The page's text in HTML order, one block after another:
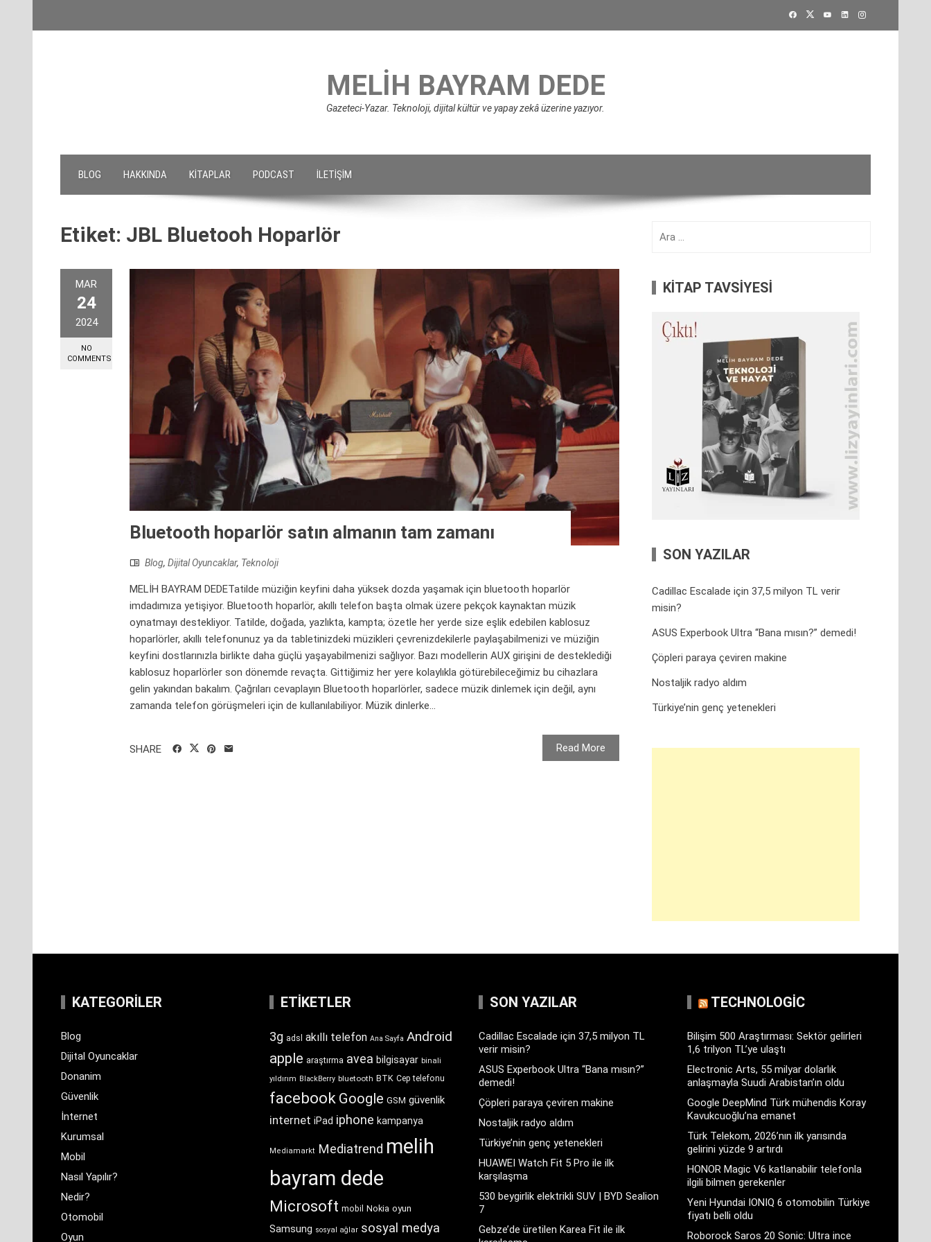
MELIH BAYRAM DEDE
Gazeteci-Yazar. Teknoloji, dijital kültür ve yapay zekâ üzerine yazıyor.
BLOG HAKKINDA KITAPLAR PODCAST İLETIŞIM
Etiket: JBL Bluetooh Hoparlör
MAR
24
2024
NO
COMMENTS
Bluetooth hoparlör satın almanın tam zamanı
Blog, Dijital Oyuncaklar, Teknoloji
MELİH BAYRAM DEDETatilde müziğin keyfini daha yüksek dozda yaşamak için bluetooth hoparlör
imdadımıza yetişiyor. Bluetooth hoparlör, akıllı telefon başta olmak üzere pekçok kaynaktan müzik
oynatmayı destekliyor. Tatilde, doğada, yazlıkta, kampta; özetle her yerde size eşlik edebilen kablosuz
hoparlörler, akıllı telefonunuz ya da tabletinizdeki müzikleri çevrenizdekilerle paylaşabilmenizi ve müziğin
keyfini dostlarınızla birlikte daha güçlü yaşayabilmenizi sağlıyor. Bazı modellerin AUX girişini de desteklediği
kablosuz hoparlörler son dönemde revaçta. Gittiğimiz her yere kolaylıkla götürebileceğimiz bu cihazlara
gelin yakından bakalım. Çağrıları cevaplayın Bluetooth hoparlörler, sadece müzik dinlemek için değil, aynı
zamanda telefon görüşmeleri için de kullanılabiliyor. Müzik dinlerke...
Read More
SHARE
KİTAP TAVSİYESİ
SON YAZILAR
Cadillac Escalade için 37,5 milyon TL verir
misin?
ASUS Experbook Ultra “Bana mısın?” demedi!
Çöpleri paraya çeviren makine
Nostaljik radyo aldım
Türkiye’nin genç yetenekleri
KATEGORILER
Blog
Dijital Oyuncaklar
Donanim
Güvenlik
İnternet
Kurumsal
Mobil
Nasıl Yapılır?
Nedir?
Otomobil
Oyun
ETIKETLER
3g adsl akıllı telefon Ana Sayfa Android
apple araştırma avea bilgisayar binali
yıldırım BlackBerry bluetooth BTK Cep telefonu
facebook Google GSM güvenlik
internet iPad iphone kampanya
Mediamarkt Mediatrend melih
bayram dede
Microsoft mobil Nokia oyun
Samsung sosyal ağlar sosyal medya
SON YAZILAR
Cadillac Escalade için 37,5 milyon TL
verir misin?
ASUS Experbook Ultra “Bana mısın?”
demedi!
Çöpleri paraya çeviren makine
Nostaljik radyo aldım
Türkiye’nin genç yetenekleri
HUAWEI Watch Fit 5 Pro ile ilk
karşılaşma
530 beygirlik elektrikli SUV | BYD Sealion
7
Gebze’de üretilen Karea Fit ile ilk
TECHNOLOGIC
Bilişim 500 Araştırması: Sektör gelirleri
1,6 trilyon TL’ye ulaştı
Electronic Arts, 55 milyar dolarlık
anlaşmayla Suudi Arabistan’ın oldu
Google DeepMind Türk mühendis Koray
Kavukcuoğlu’na emanet
Türk Telekom, 2026’nın ilk yarısında
gelirini yüzde 9 artırdı
HONOR Magic V6 katlanabilir telefonla
ilgili bilmen gerekenler
Yeni Hyundai IONIQ 6 otomobilin Türkiye
fiyatı belli oldu
Roborock Saros 20 Sonic: Ultra ince